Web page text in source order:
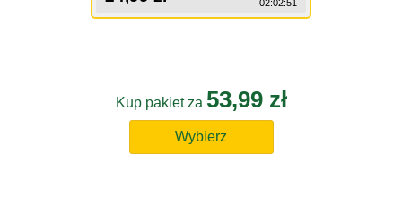
02:02:51
Kup pakiet za 53,99 zł
Wybierz